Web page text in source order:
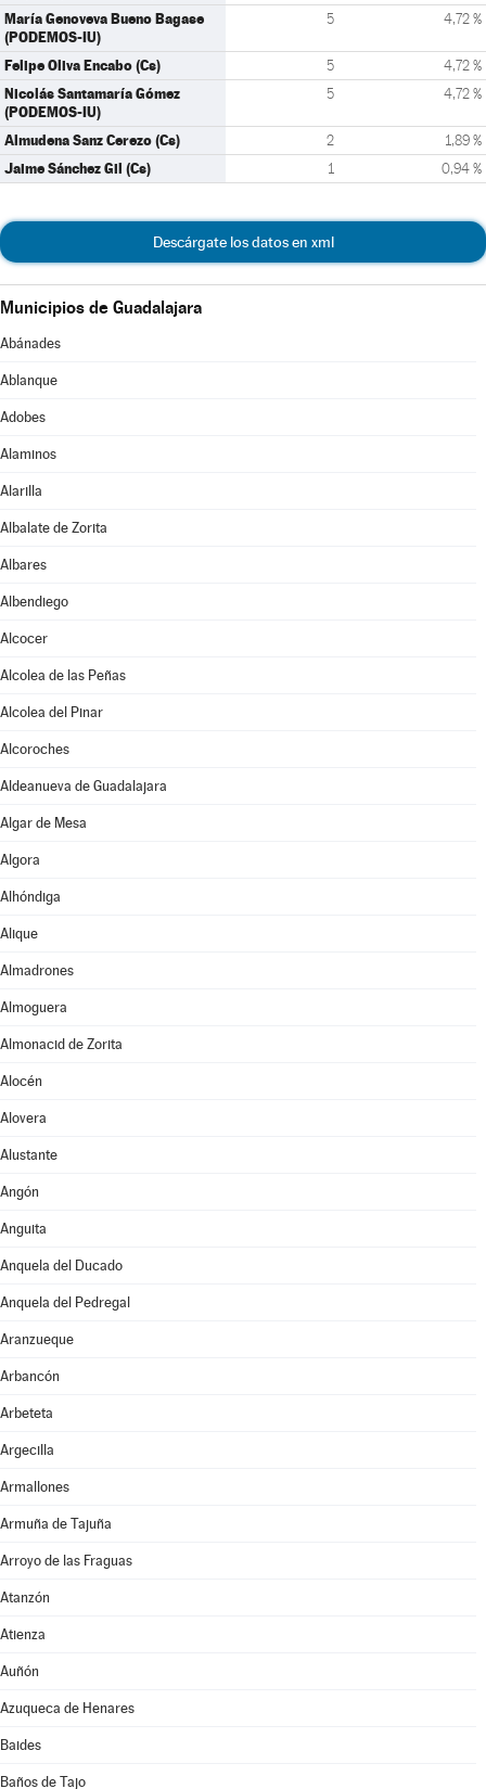
María Genoveva Bueno Bagase
(PODEMOS-IU)
5 4,72 %
Felipe Oliva Encabo (Cs) 5 4,72 %
Nicolás Santamaría Gómez
(PODEMOS-IU)
5 4,72 %
Almudena Sanz Cerezo (Cs) 2 1,89 %
Jaime Sánchez Gil (Cs) 1 0,94 %
Descárgate los datos en xml
Municipios de Guadalajara
Abánades
Ablanque
Adobes
Alaminos
Alarilla
Albalate de Zorita
Albares
Albendiego
Alcocer
Alcolea de las Peñas
Alcolea del Pinar
Alcoroches
Aldeanueva de Guadalajara
Algar de Mesa
Algora
Alhóndiga
Alique
Almadrones
Almoguera
Almonacid de Zorita
Alocén
Alovera
Alustante
Angón
Anguita
Anquela del Ducado
Anquela del Pedregal
Aranzueque
Arbancón
Arbeteta
Argecilla
Armallones
Armuña de Tajuña
Arroyo de las Fraguas
Atanzón
Atienza
Auñón
Azuqueca de Henares
Baides
Baños de Tajo